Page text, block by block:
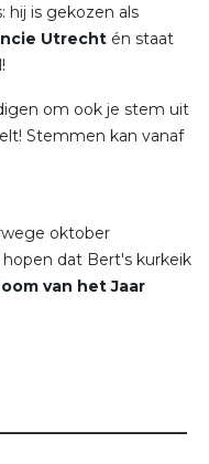
hij is gekozen als
Utrecht én staat
om ook je stem uit
Stemmen kan vanaf
oktober
dat Bert's kurkeik
van het Jaar